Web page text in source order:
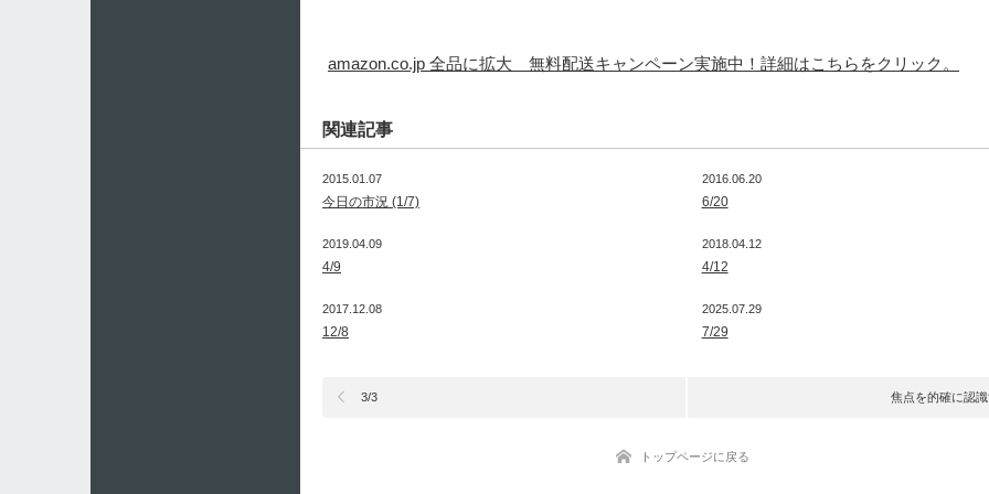
amazon.co.jp 全品に拡大 無料配送キャンペーン実施中！詳細はこちらをクリック。
関連記事
2015.01.07
今日の市況 (1/7)
2016.06.20
6/20
2019.04.09
4/9
2018.04.12
4/12
2017.12.08
12/8
2025.07.29
7/29
3/3 焦点を的確に認
トップページに戻る